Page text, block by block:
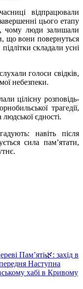
відпрацювали
цього етапу
чому люди залишали
що вони повернуться
складали усні
голоси свідків,
небезпеки.
цілісну розповідь-
трагедії,
людської єдності.
навіть після
сила пам’ятати,
Пам’яті🌿: захід в
Наступна
хабі в Кривому